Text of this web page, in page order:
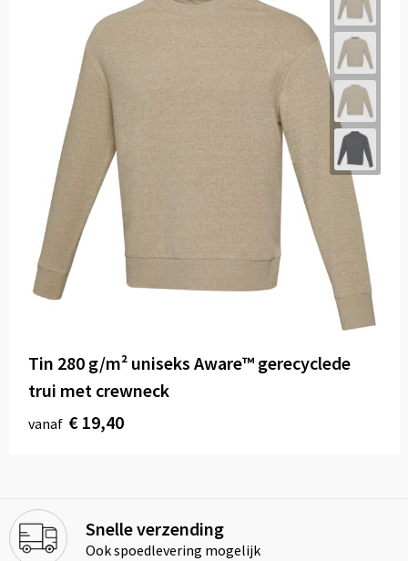
Tin 280 g/m² uniseks Aware™ gerecyclede
trui met crewneck
vanaf € 19,40
Snelle verzending
Ook spoedlevering mogelijk